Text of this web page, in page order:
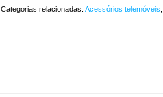
Categorias relacionadas: Acessórios telemóveis